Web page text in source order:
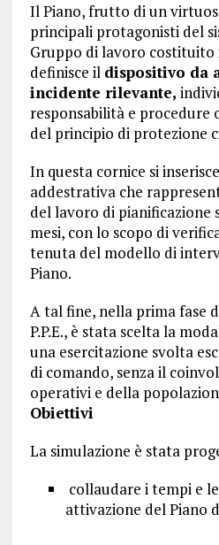
Il Piano, frutto di un
principali protagonisti del
Gruppo di lavoro
definisce il dispositivo da
incidente rilevante,
responsabilità e procedure
del principio di protezione
In questa cornice si
addestrativa che
del lavoro di
mesi, con lo scopo di
tenuta del modello di
Piano.
A tal fine, nella prima fase
P.P.E., è stata scelta la
una esercitazione svolta
di comando, senza il
operativi e della
Obiettivi
La simulazione è stata
collaudare i tempi e
attivazione del Piano